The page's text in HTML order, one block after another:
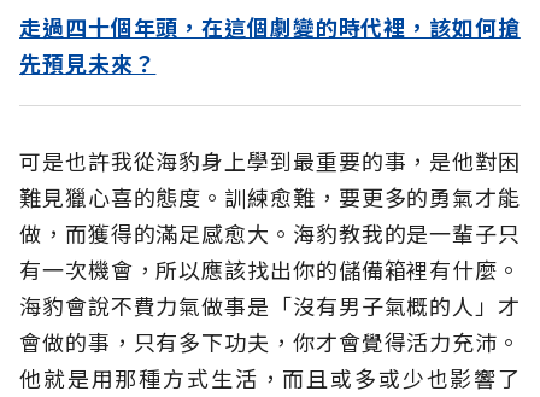
走過四十個年頭，在這個劇變的時代裡，該如何搶
先預見未來？
可是也許我從海豹身上學到最重要的事，是他對困
難見獵心喜的態度。訓練愈難，要更多的勇氣才能
做，而獲得的滿足感愈大。海豹教我的是一輩子只
有一次機會，所以應該找出你的儲備箱裡有什麼。
海豹會說不費力氣做事是「沒有男子氣概的人」才
會做的事，只有多下功夫，你才會覺得活力充沛。
他就是用那種方式生活，而且或多或少也影響了